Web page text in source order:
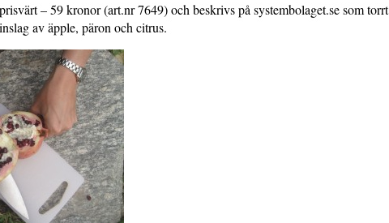
– 59 kronor (art.nr 7649) och beskrivs på systembolaget.se som torrt
av äpple, päron och citrus.